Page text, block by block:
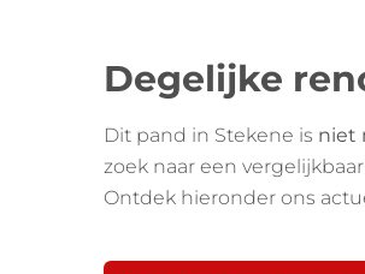
Degelijke
Dit pand in Stekene is niet
zoek naar een
Ontdek hieronder ons